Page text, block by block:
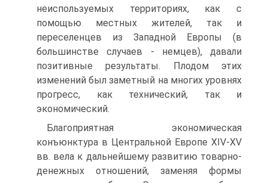
неиспользуемых территориях, как с
помощью местных жите­лей, так и
переселенцев из Западной Европы (в
большинстве случаев - немцев), давали
позитивные результаты. Плодом этих
изменений был заметный на мно­гих уровнях
прогресс, как технический, так и
экономический.
Благоприятная экономическая
конъюнктура в Центральной Европе XIV-XV
вв. вела к дальнейшему развитию товарно-
денежных отношений, заменяя формы